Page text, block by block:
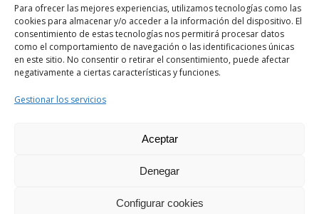
Para ofrecer las mejores experiencias, utilizamos tecnologías como las
cookies para almacenar y/o acceder a la información del dispositivo. El
consentimiento de estas tecnologías nos permitirá procesar datos
como el comportamiento de navegación o las identificaciones únicas
en este sitio. No consentir o retirar el consentimiento, puede afectar
negativamente a ciertas características y funciones.
Gestionar los servicios
Aceptar
Denegar
Configurar cookies
Abogados Derecho Bancario
Abogados Divorcios
Abogados Extranjería y Nacionalidad
Abogados Familia
Abogados Herencias y testamentos
Abogados Laboral